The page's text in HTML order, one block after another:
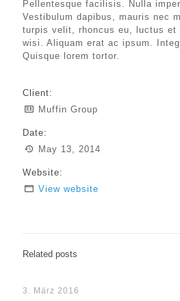
Pellentesque facilisis. Nulla
Vestibulum dapibus, mauris nec
turpis velit, rhoncus eu, luctus et
wisi. Aliquam erat ac ipsum.
Quisque lorem tortor.
Client:
Muffin Group
Date:
May 13, 2014
Website:
View website
Related posts
3. März 2016